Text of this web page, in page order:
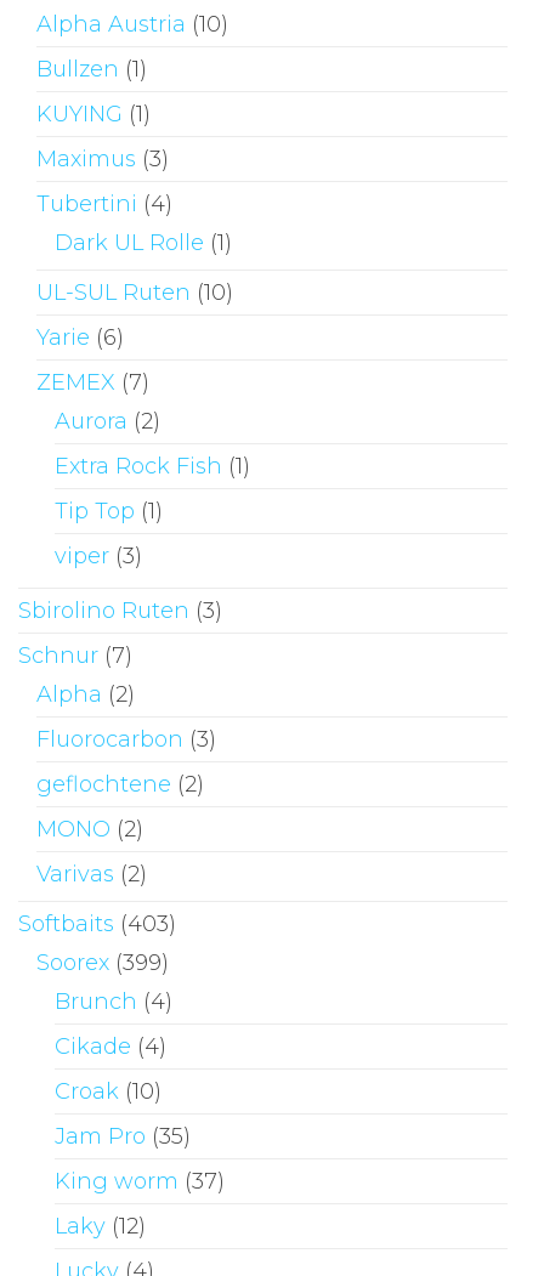
Alpha Austria (10)
Bullzen (1)
KUYING (1)
Maximus (3)
Tubertini (4)
Dark UL Rolle (1)
UL-SUL Ruten (10)
Yarie (6)
ZEMEX (7)
Aurora (2)
Extra Rock Fish (1)
Tip Top (1)
viper (3)
Sbirolino Ruten (3)
Schnur (7)
Alpha (2)
Fluorocarbon (3)
geflochtene (2)
MONO (2)
Varivas (2)
Softbaits (403)
Soorex (399)
Brunch (4)
Cikade (4)
Croak (10)
Jam Pro (35)
King worm (37)
Laky (12)